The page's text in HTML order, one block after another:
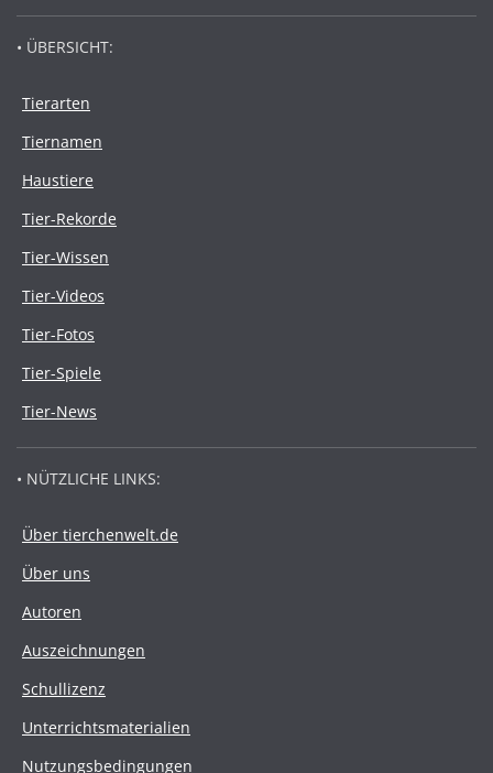
• ÜBERSICHT:
Tierarten
Tiernamen
Haustiere
Tier-Rekorde
Tier-Wissen
Tier-Videos
Tier-Fotos
Tier-Spiele
Tier-News
• NÜTZLICHE LINKS:
Über tierchenwelt.de
Über uns
Autoren
Auszeichnungen
Schullizenz
Unterrichtsmaterialien
Nutzungsbedingungen